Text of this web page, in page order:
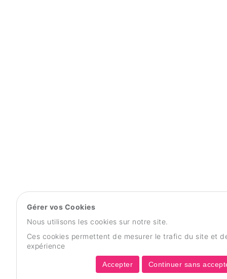
Gérer vos Cookies
Nous utilisons les cookies sur notre site.
Ces cookies permettent de mesurer le trafic du site et
expérience
Accepter Continuer sans